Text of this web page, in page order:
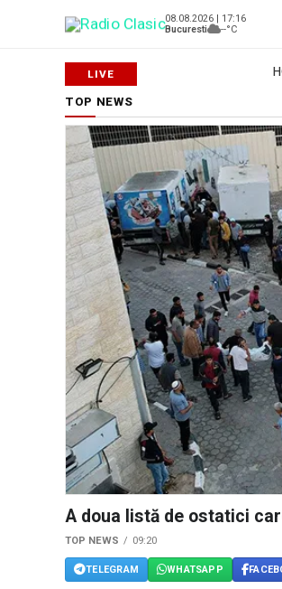
08.08.2026 | 17:16
Bucuresti
--°C
TOP NEWS
A doua listă de ostatici
TOP NEWS 09:20
TELEGRAM WHATSAPP